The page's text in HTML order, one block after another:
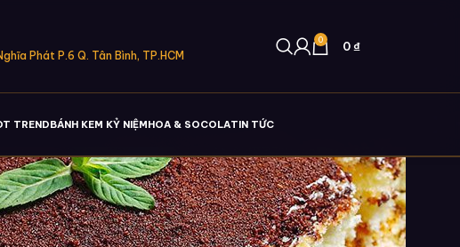
Phát P.6 Q. Tân Bình, TP.HCM
0 0₫
TRENDBÁNH KEM KỶ NIỆMHOA & SOCOLATIN TỨC